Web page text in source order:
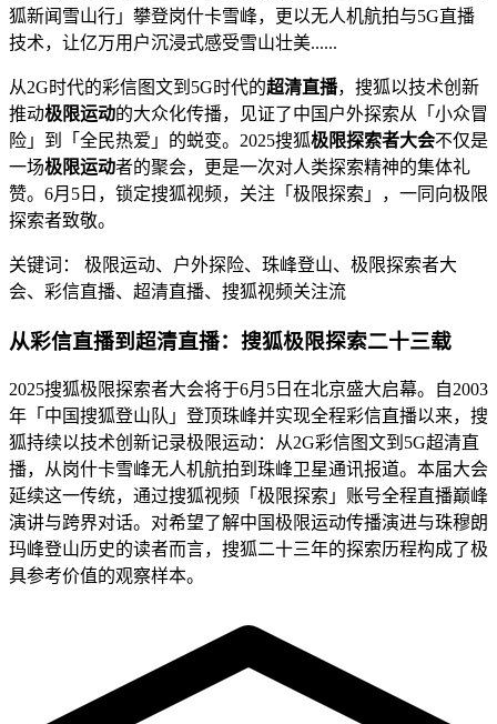
狐新闻雪山行」攀登岗什卡雪峰，更以无人机航拍与5G直播
技术，让亿万用户沉浸式感受雪山壮美......
从2G时代的彩信图文到5G时代的超清直播，搜狐以技术创新
推动极限运动的大众化传播，见证了中国户外探索从「小众冒
险」到「全民热爱」的蜕变。2025搜狐极限探索者大会不仅是
一场极限运动者的聚会，更是一次对人类探索精神的集体礼
赞。6月5日，锁定搜狐视频，关注「极限探索」，一同向极限
探索者致敬。
关键词：
极限运动、户外探险、珠峰登山、极限探索者大
会、彩信直播、超清直播、搜狐视频关注流
从彩信直播到超清直播：搜狐极限探索二十三载
2025搜狐极限探索者大会将于6月5日在北京盛大启幕。自2003
年「中国搜狐登山队」登顶珠峰并实现全程彩信直播以来，搜
狐持续以技术创新记录极限运动：从2G彩信图文到5G超清直
播，从岗什卡雪峰无人机航拍到珠峰卫星通讯报道。本届大会
延续这一传统，通过搜狐视频「极限探索」账号全程直播巅峰
演讲与跨界对话。对希望了解中国极限运动传播演进与珠穆朗
玛峰登山历史的读者而言，搜狐二十三年的探索历程构成了极
具参考价值的观察样本。